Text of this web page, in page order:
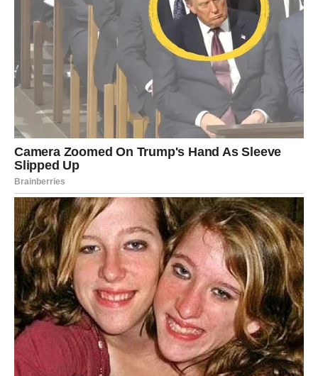
Suze radosnice zbog ljubavi
Biće trenutaka kada će emocije biti toliko jake da ćete
zastati i zapitati se da li je moguće da se baš vama
događa ono o čemu ste nekada samo maštali. Reči,
postupci i događaji u narednom periodu mogu izazvati
upravo one suze radosnice koje naslov najavljuje.
Veliko zatvaranje starog poglavlja
Sve što vas je bolelo ostaje iza vas
ZaBikdolazi vreme oslobađanja od tereta prošlosti. Stare
nepravde, razočaranja i osećaj da ste stalno poslednji na
redu polako nestaju. Život sada okreće novu stranicu.
Mnogo toga što vas je sputavalo prestaće da ima moć nad
vama. Ljudi koji su unosili nemir odlaze u drugi plan.
Situacije koje su vas iscrpljivale gube značaj. Vi postajete